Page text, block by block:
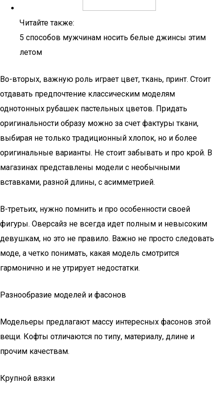
Читайте также:
5 способов мужчинам носить белые джинсы этим
летом
Во-вторых, важную роль играет цвет, ткань, принт. Стоит
отдавать предпочтение классическим моделям
однотонных рубашек пастельных цветов. Придать
оригинальности образу можно за счет фактуры ткани,
выбирая не только традиционный хлопок, но и более
оригинальные варианты. Не стоит забывать и про крой. В
магазинах представлены модели с необычными
вставками, разной длины, с асимметрией.
В-третьих, нужно помнить и про особенности своей
фигуры. Оверсайз не всегда идет полным и невысоким
девушкам, но это не правило. Важно не просто следовать
моде, а четко понимать, какая модель смотрится
гармонично и не утрирует недостатки.
Разнообразие моделей и фасонов
Модельеры предлагают массу интересных фасонов этой
вещи. Кофты отличаются по типу, материалу, длине и
прочим качествам.
Крупной вязки